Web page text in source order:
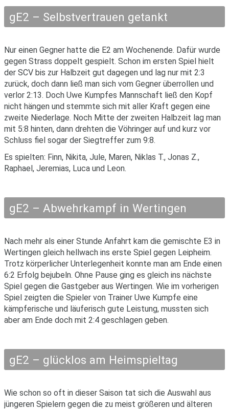
gE2 – Selbstvertrauen getankt
Nur einen Gegner hatte die E2 am Wochenende. Dafür wurde
gegen Strass doppelt gespielt. Schon im ersten Spiel hielt
der SCV bis zur Halbzeit gut dagegen und lag nur mit 2:3
zurück, doch dann ließ man sich vom Gegner überrollen und
verlor 2:13. Doch Uwe Kumpfes Mannschaft ließ den Kopf
nicht hängen und stemmte sich mit aller Kraft gegen eine
zweite Niederlage. Noch Mitte der zweiten Halbzeit lag man
mit 5:8 hinten, dann drehten die Vöhringer auf und kurz vor
Schluss fiel sogar der Siegtreffer zum 9:8.
Es spielten: Finn, Nikita, Jule, Maren, Niklas T., Jonas Z.,
Raphael, Jeremias, Luca und Leon.
gE2 – Abwehrkampf in Wertingen
Nach mehr als einer Stunde Anfahrt kam die gemischte E3 in
Wertingen gleich hellwach ins erste Spiel gegen Leipheim.
Trotz körperlicher Unterlegenheit konnte man am Ende einen
6:2 Erfolg bejubeln. Ohne Pause ging es gleich ins nächste
Spiel gegen die Gastgeber aus Wertingen. Wie im vorherigen
Spiel zeigten die Spieler von Trainer Uwe Kumpfe eine
kämpferische und läuferisch gute Leistung, mussten sich
aber am Ende doch mit 2:4 geschlagen geben.
gE2 – glücklos am Heimspieltag
Wie schon so oft in dieser Saison tat sich die Auswahl aus
jüngeren Spielern gegen die zu meist größeren und älteren